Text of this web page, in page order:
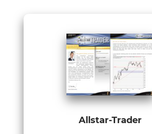
Allstar-Trader